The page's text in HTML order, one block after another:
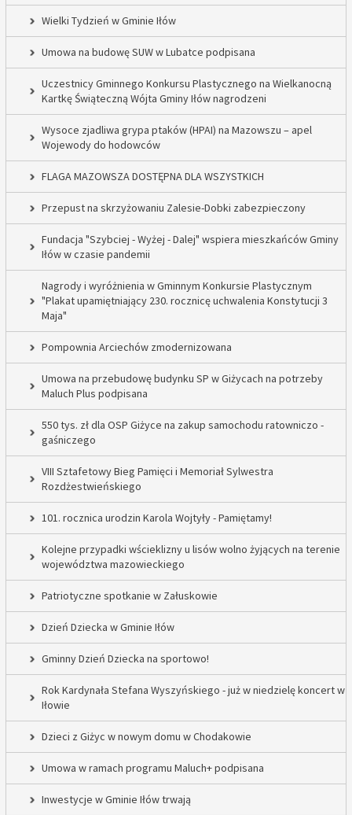
Wielki Tydzień w Gminie Iłów
Umowa na budowę SUW w Lubatce podpisana
Uczestnicy Gminnego Konkursu Plastycznego na Wielkanocną
Kartkę Świąteczną Wójta Gminy Iłów nagrodzeni
Wysoce zjadliwa grypa ptaków (HPAI) na Mazowszu – apel
Wojewody do hodowców
FLAGA MAZOWSZA DOSTĘPNA DLA WSZYSTKICH
Przepust na skrzyżowaniu Zalesie-Dobki zabezpieczony
Fundacja "Szybciej - Wyżej - Dalej" wspiera mieszkańców Gminy
Iłów w czasie pandemii
Nagrody i wyróżnienia w Gminnym Konkursie Plastycznym
"Plakat upamiętniający 230. rocznicę uchwalenia Konstytucji 3
Maja"
Pompownia Arciechów zmodernizowana
Umowa na przebudowę budynku SP w Giżycach na potrzeby
Maluch Plus podpisana
550 tys. zł dla OSP Giżyce na zakup samochodu ratowniczo -
gaśniczego
VIII Sztafetowy Bieg Pamięci i Memoriał Sylwestra
Rozdżestwieńskiego
101. rocznica urodzin Karola Wojtyły - Pamiętamy!
Kolejne przypadki wścieklizny u lisów wolno żyjących na terenie
województwa mazowieckiego
Patriotyczne spotkanie w Załuskowie
Dzień Dziecka w Gminie Iłów
Gminny Dzień Dziecka na sportowo!
Rok Kardynała Stefana Wyszyńskiego - już w niedzielę koncert w
Iłowie
Dzieci z Giżyc w nowym domu w Chodakowie
Umowa w ramach programu Maluch+ podpisana
Inwestycje w Gminie Iłów trwają